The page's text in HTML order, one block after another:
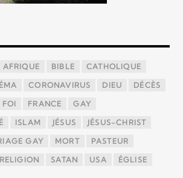
AFRIQUE BIBLE CATHOLIQUE
CORONAVIRUS DIEU DÉCÈS
FOI FRANCE GAY
ISLAM JÉSUS JÉSUS-CHRIST
GAY MORT PASTEUR
RELIGION SATAN USA ÉGLISE